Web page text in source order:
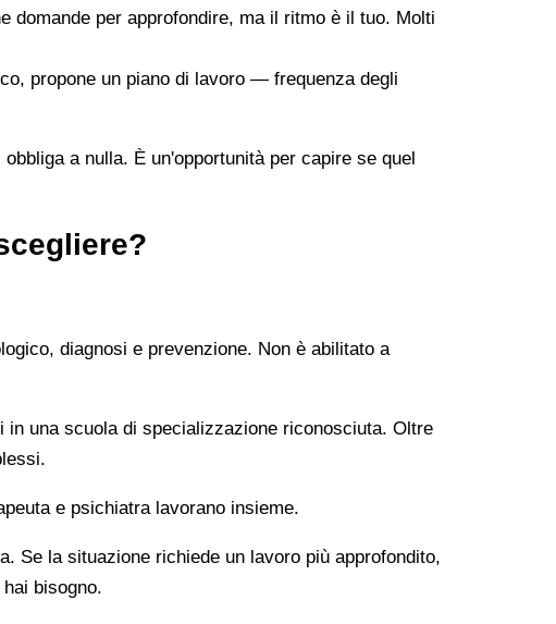
domande per approfondire, ma il ritmo è il tuo. Molti
propone un piano di lavoro — frequenza degli
a nulla. È un'opportunità per capire se quel
diagnosi e prevenzione. Non è abilitato a
una scuola di specializzazione riconosciuta. Oltre
e psichiatra lavorano insieme.
Se la situazione richiede un lavoro più approfondito,
bisogno.